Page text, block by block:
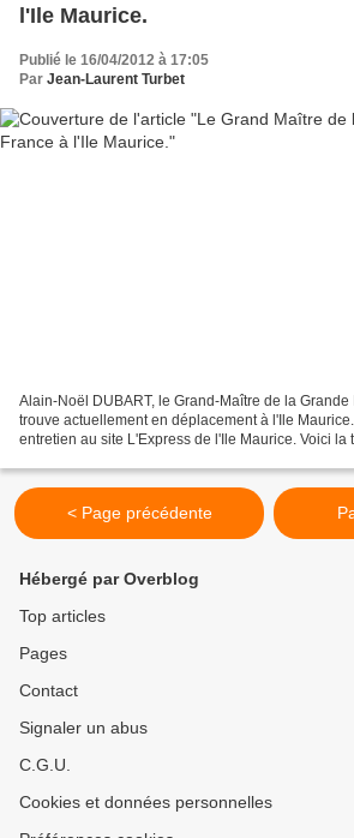
l'Ile Maurice.
Publié le 16/04/2012 à 17:05
Par Jean-Laurent Turbet
Alain-Noël DUBART, le Grand-Maître de la Grande
trouve actuellement en déplacement à l'Ile
entretien au site L'Express de l'Ile Maurice. Voici la
< Page précédente
Hébergé par Overblog
Top articles
Pages
Contact
Signaler un abus
C.G.U.
Cookies et données personnelles